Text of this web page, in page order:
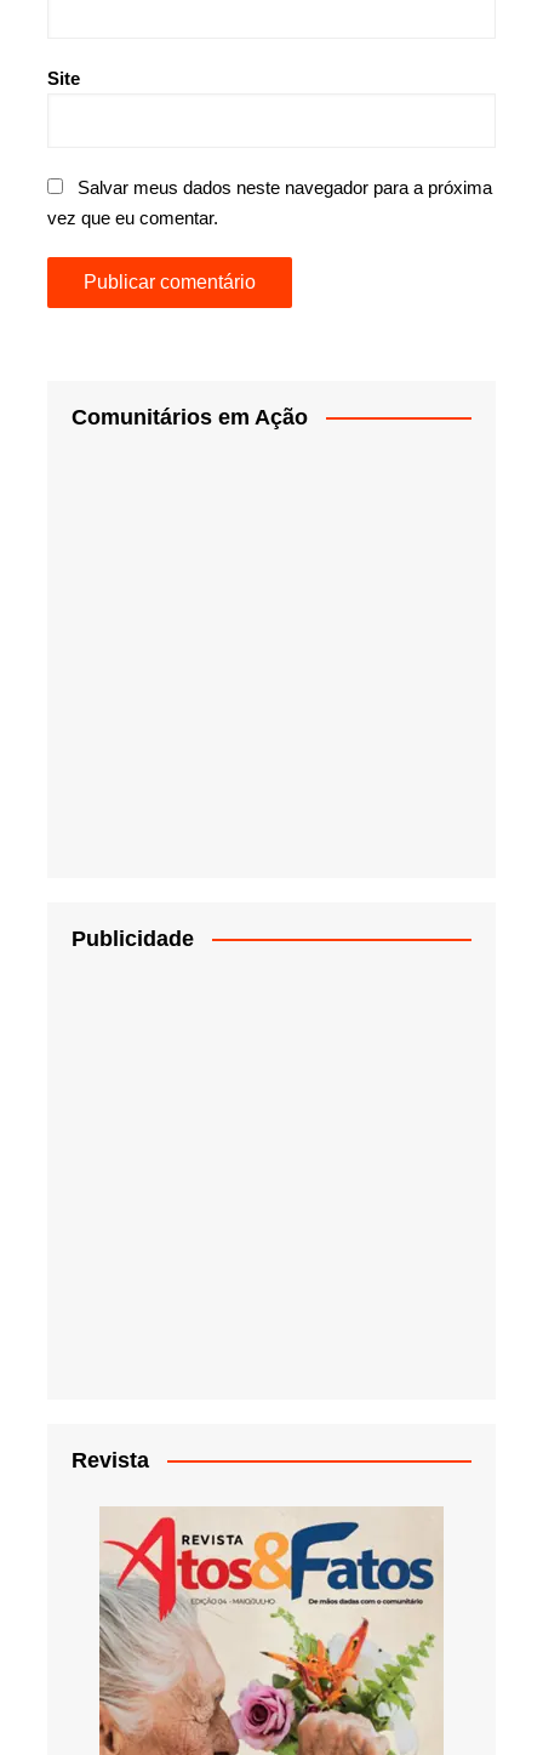
Site
Salvar meus dados neste navegador para a próxima
vez que eu comentar.
Comunitários em Ação
Publicidade
Revista